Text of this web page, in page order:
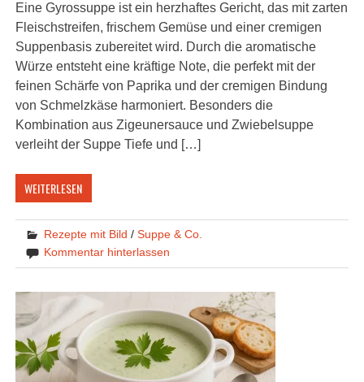
Eine Gyrossuppe ist ein herzhaftes Gericht, das mit zarten
Fleischstreifen, frischem Gemüse und einer cremigen
Suppenbasis zubereitet wird. Durch die aromatische
Würze entsteht eine kräftige Note, die perfekt mit der
feinen Schärfe von Paprika und der cremigen Bindung
von Schmelzkäse harmoniert. Besonders die
Kombination aus Zigeunersauce und Zwiebelsuppe
verleiht der Suppe Tiefe und […]
WEITERLESEN
Rezepte mit Bild /Suppe & Co.
Kommentar hinterlassen